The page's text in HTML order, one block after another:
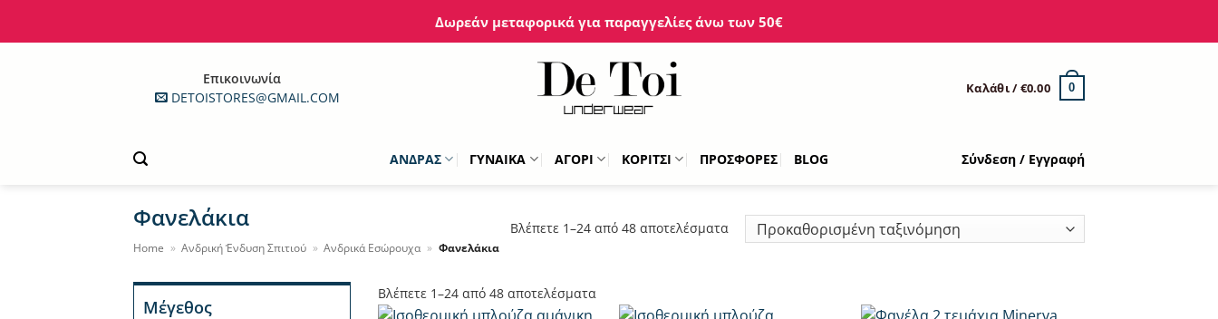
Δωρεάν μεταφορικά για παραγγελίες άνω των 50€
Επικοινωνία
DETOISTORES@GMAIL.COM
Καλάθι /€0.00 0
ΑΝΔΡΑΣ ΓΥΝΑΙΚΑ ΑΓΟΡΙ ΚΟΡΙΤΣΙ ΠΡΟΣΦΟΡΕΣ BLOG Σύνδεση / Εγγραφή
Φανελάκια
Home » Ανδρική Ένδυση Σπιτιού » Ανδρικά Εσώρουχα » Φανελάκια
Βλέπετε 1–24 από 48 αποτελέσματα
Μέγεθος
Βλέπετε 1–24 από 48 αποτελέσματα